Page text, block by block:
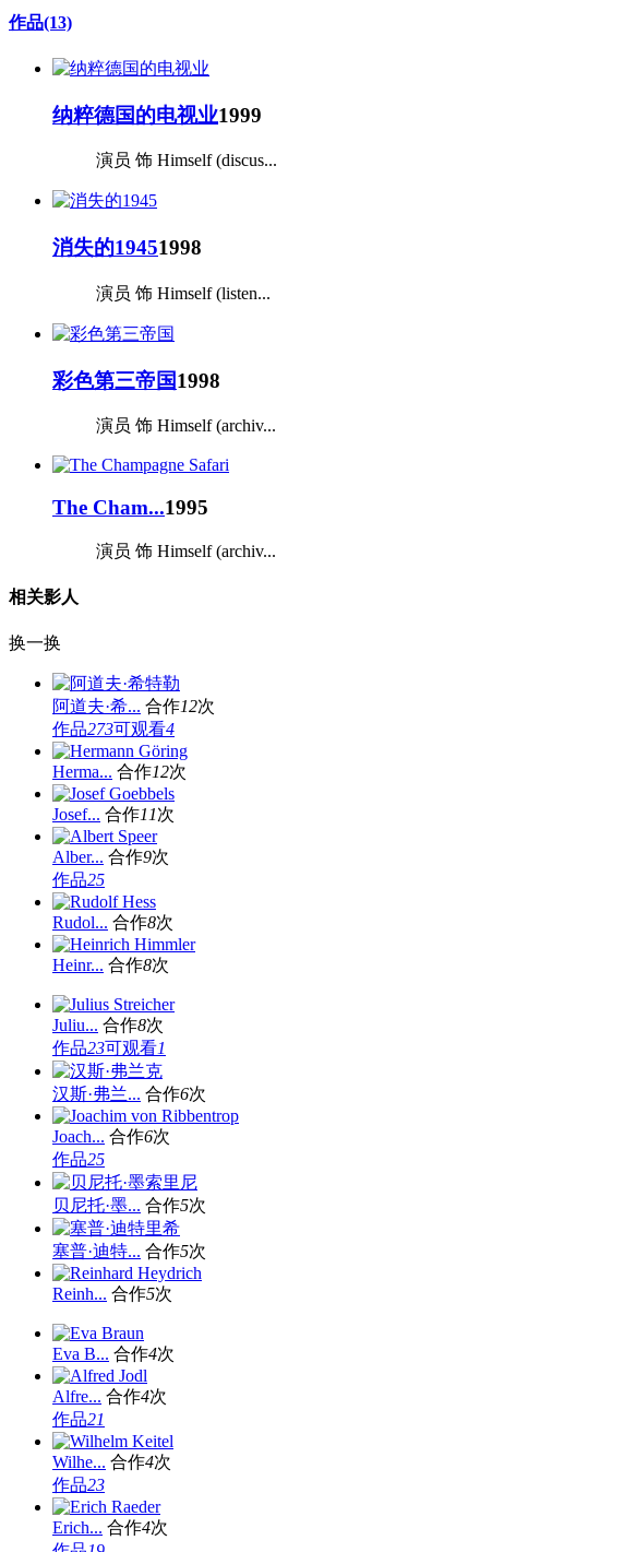
作品(13)
纳粹德国的电视业1999
演员 饰 Himself (discus...
消失的19451998
演员 饰 Himself (listen...
彩色第三帝国1998
演员 饰 Himself (archiv...
The Cham...1995
演员 饰 Himself (archiv...
相关影人
换一换
阿道夫·希... 合作12次
作品273可观看4
Herma... 合作12次
Josef... 合作11次
Alber... 合作9次
作品25
Rudol... 合作8次
Heinr... 合作8次
Juliu... 合作8次
作品23可观看1
汉斯·弗兰... 合作6次
Joach... 合作6次
作品25
贝尼托·墨... 合作5次
塞普·迪特... 合作5次
Reinh... 合作5次
Eva B... 合作4次
Alfre... 合作4次
作品21
Wilhe... 合作4次
作品23
Erich... 合作4次